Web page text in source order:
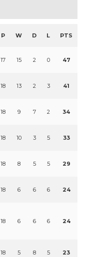
P W D L PTS
17 15 2 0 47
18 13 2 3 41
18 9 7 2 34
18 10 3 5 33
18 8 5 5 29
18 6 6 6 24
18 6 6 6 24
18 5 8 5 23